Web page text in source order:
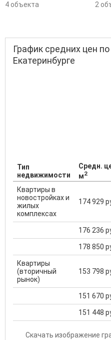
4 объекта 2
График средних цен
Екатеринбурге
Тип
недвижимости
Средн.
м2
Квартиры в
новостройках и
жилых
комплексах
174 929
176 236
178 850
Квартиры
(вторичный
рынок)
153 798
151 670
151 448
Скачать изображение